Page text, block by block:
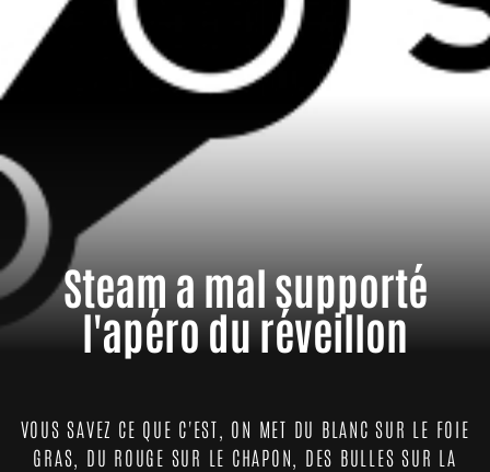
Steam a mal supporté
l'apéro du réveillon
VOUS SAVEZ CE QUE C'EST, ON MET DU BLANC SUR LE FOIE
GRAS, DU ROUGE SUR LE CHAPON, DES BULLES SUR LA